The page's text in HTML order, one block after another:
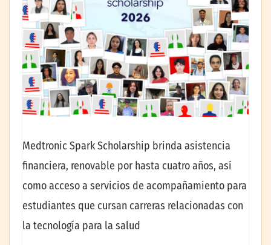
Medtronic Spark Scholarship brinda asistencia
financiera, renovable por hasta cuatro años, así
como acceso a servicios de acompañamiento para
estudiantes que cursan carreras relacionadas con
la tecnología para la salud